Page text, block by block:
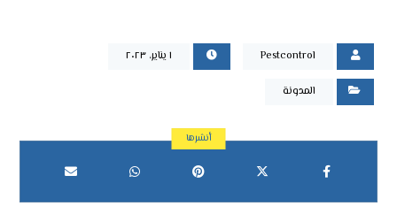
Pestcontrol ١ يناير، ٢٠٢٣
المدونة